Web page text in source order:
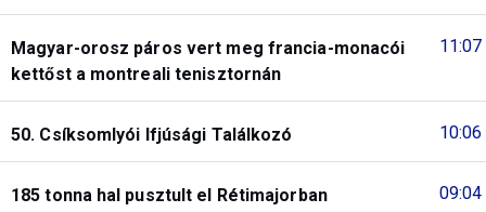
11:07
Magyar-orosz páros vert meg francia-monacói
kettőst a montreali tenisztornán
10:06
50. Csíksomlyói Ifjúsági Találkozó
09:04
185 tonna hal pusztult el Rétimajorban